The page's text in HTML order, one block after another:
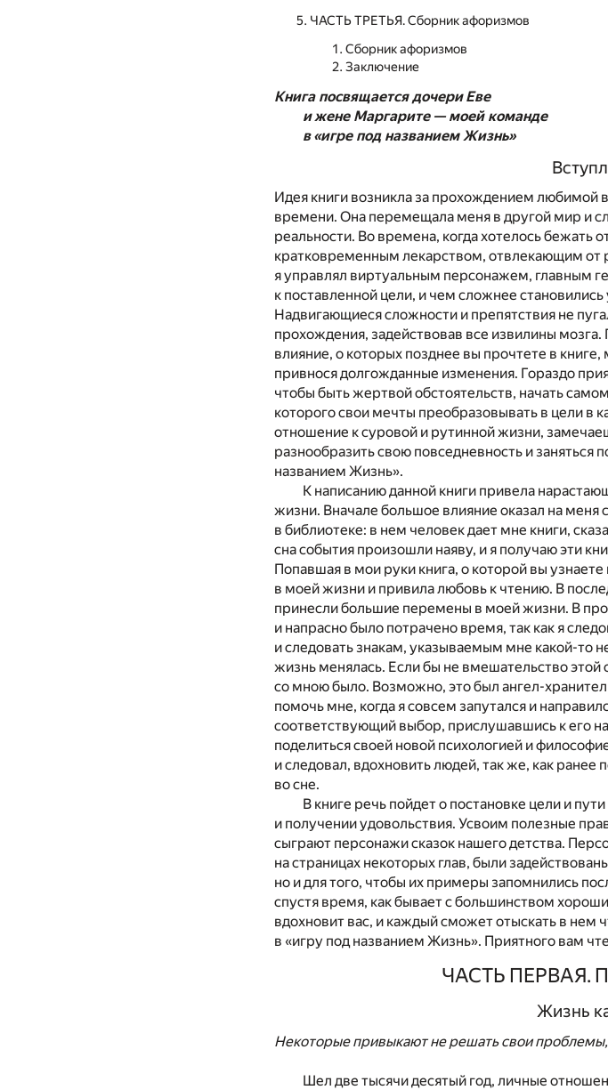
ЧАСТЬ ТРЕТЬЯ. Сборник афоризмов
Сборник афоризмов
Заключение
Книга посвящается дочери Еве
и жене Маргарите — моей команде
в «игре под названием Жизнь»
Идея книги возникла за прохождением любимой
времени. Она перемещала меня в другой мир и
реальности. Во времена, когда хотелось бежать
кратковременным лекарством, отвлекающим от
я управлял виртуальным персонажем, главным
к поставленной цели, и чем сложнее
Надвигающиеся сложности и препятствия не
прохождения, задействовав все извилины
влияние, о которых позднее вы прочтете в
привнося долгожданные изменения. Гораздо
чтобы быть жертвой обстоятельств, начать
которого свои мечты преобразовывать в цели в
отношение к суровой и рутинной жизни,
разнообразить свою повседневность и
названием Жизнь».
К написанию данной книги привела
жизни. Вначале большое влияние оказал на меня
в библиотеке: в нем человек дает мне книги,
сна события произошли наяву, и я получаю эти
Попавшая в мои руки книга, о которой вы
в моей жизни и привила любовь к чтению. В
принесли большие перемены в моей жизни. В
и напрасно было потрачено время, так как я
и следовать знакам, указываемым мне какой-то
жизнь менялась. Если бы не вмешательство этой
со мною было. Возможно, это был ангел-
помочь мне, когда я совсем запутался и
соответствующий выбор, прислушавшись к его
поделиться своей новой психологией и
и следовал, вдохновить людей, так же, как ранее
во сне.
В книге речь пойдет о постановке цели и
и получении удовольствия. Усвоим полезные
сыграют персонажи сказок нашего детства.
на страницах некоторых глав, были
но и для того, чтобы их примеры запомнились
спустя время, как бывает с большинством
вдохновит вас, и каждый сможет отыскать в нем
в «игру под названием Жизнь». Приятного вам
ЧАСТЬ ПЕРВАЯ.
Жизнь
Некоторые привыкают не решать свои
Шел две тысячи десятый год, личные